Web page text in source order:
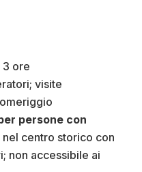
3 ore
visite
persone con
centro storico con
non accessibile ai